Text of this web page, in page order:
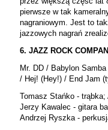
pierwsze w tak
nagraniowym. Jest to
jazzowych nagrań
6. JAZZ ROCK
Mr. DD / Babylon
/ Hej! (Hey!) / End Jam
Tomasz Stańko -
Jerzy Kawalec - gitara
Andrzej Ryszka -